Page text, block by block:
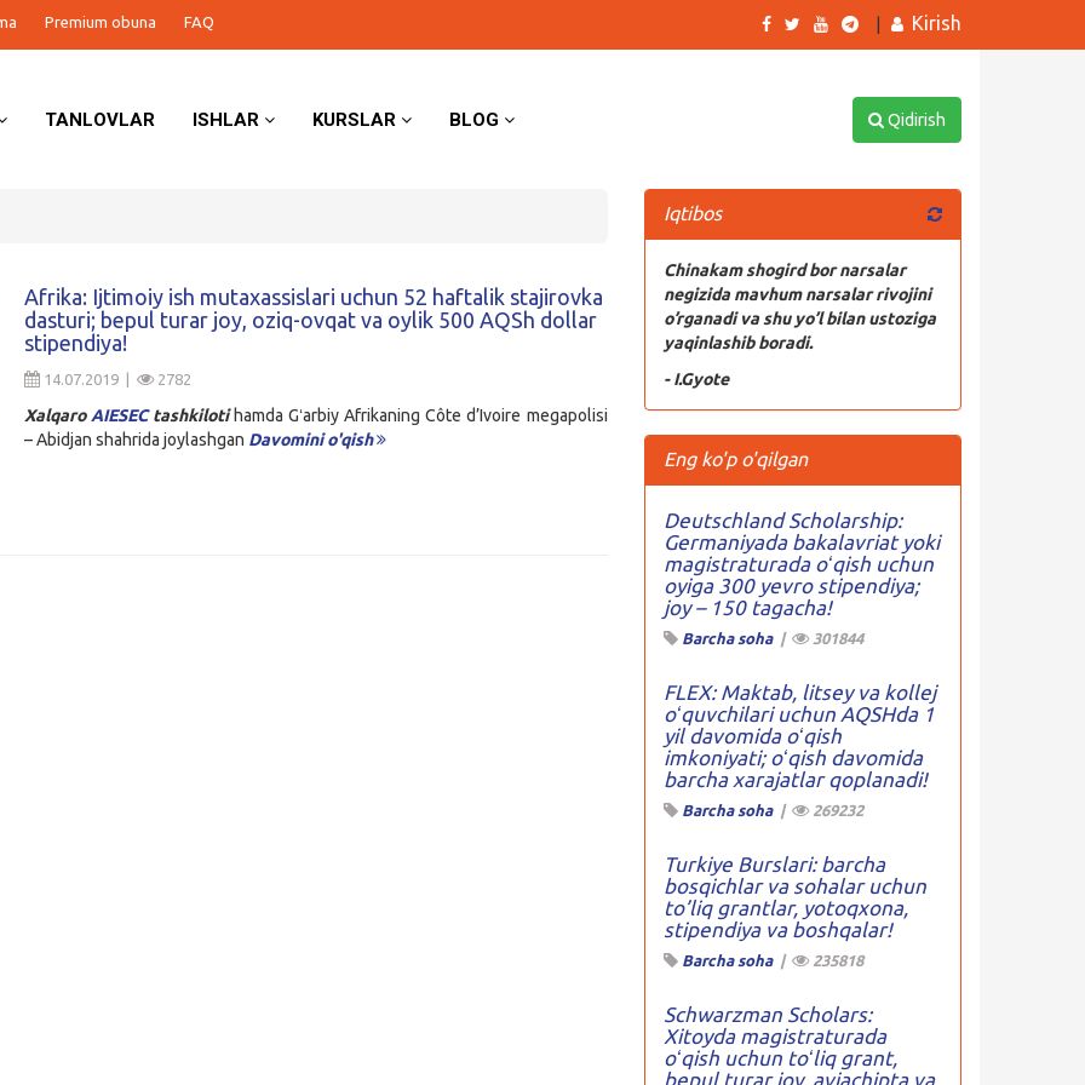
Premium obuna FAQ Kirish
TANLOVLAR ISHLAR KURSLAR BLOG Qidirish
Afrika: Ijtimoiy ish mutaxassislari uchun 52 haftalik stajirovka
dasturi; bepul turar joy, oziq-ovqat va oylik 500 AQSh dollar
stipendiya!
14.07.2019 | 2782
Xalqaro AIESECtashkiloti hamda Gʻarbiy Afrikaning Côte d’Ivoire megapolisi
– Abidjan shahrida joylashgan Davomini o'qish
Iqtibos
Chinakam shogird bor narsalar
negizida mavhum narsalar rivojini
o’rganadi va shu yo’l bilan ustoziga
yaqinlashib boradi.
- I.Gyote
Eng ko'p o'qilgan
Deutschland Scholarship:
Germaniyada bakalavriat yoki
magistraturada oʻqish uchun
oyiga 300 yevro stipendiya;
joy – 150 tagacha!
Barcha soha| 301844
FLEX: Maktab, litsey va kollej
oʻquvchilari uchun AQSHda 1
yil davomida oʻqish
imkoniyati; oʻqish davomida
barcha xarajatlar qoplanadi!
Barcha soha| 269232
Turkiye Burslari: barcha
bosqichlar va sohalar uchun
to’liq grantlar, yotoqxona,
stipendiya va boshqalar!
Barcha soha| 235818
Schwarzman Scholars:
Xitoyda magistraturada
oʻqish uchun toʻliq grant,
bepul turar joy, aviachipta va